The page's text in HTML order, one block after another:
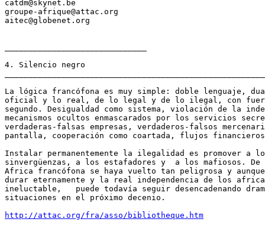
catdm@skynet.be
groupe-afrique@attac.org
aitec@globenet.org
4. Silencio negro
La lógica francófona es muy simple: doble lenguaje,
oficial y lo real, de lo legal y de lo ilegal, con
segundo. Desigualdad como sistema, violación de la
mecanismos ocultos enmascarados por los servicios
verdaderas-falsas empresas, verdaderos-falsos
pantalla, cooperación como coartada, flujos
Instalar permanentemente la ilegalidad es promover a
sinvergüenzas, a los estafadores y  a los mafiosos.
Africa francófona se haya vuelto tan peligrosa y
durar eternamente y la real independencia de los
ineluctable,   puede todavía seguir desencadenando
situaciones en el próximo decenio.
http://attac.org/fra/asso/bibliotheque.htm